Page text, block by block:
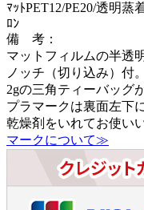
ﾏｯﾄPET12/PE20/透明
ﾛﾝ
備 考：
マットフィルムの半透
ノッチ（切り込み）付。
2gの三角ティーバッグ
プラマークは裏面左下
乾燥剤をいれてお使い
マークについて≫